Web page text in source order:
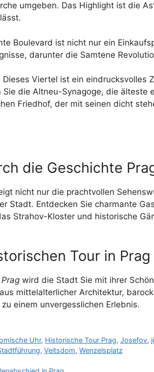
umgeben. Das Highlight ist die
Boulevard ist nicht nur ein
darunter die Samtene
Dieses Viertel ist ein eindrucksvolles
Sie die Altneu-Synagoge, die älteste
Friedhof, der mit seinen dicht
die Geschichte
nicht nur die prachtvollen
Stadt. Entdecken Sie charmante
Strahov-Kloster und historische
Tour in Prag
wird die Stadt Sie mit ihrer
mittelalterlicher Architektur,
einem unvergesslichen Erlebnis.
Uhr, Historische Tour Prag,Josefov,
, Veitsdom, Wenzelsplatz